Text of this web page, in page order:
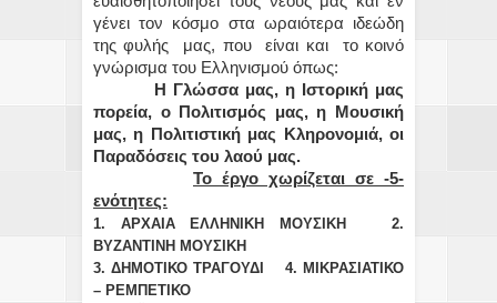
γένει τον κόσμο στα ωραιότερα ιδεώδη
της φυλής μας, που είναι και το κοινό
γνώρισμα του Ελληνισμού όπως:
Η Γλώσσα μας, η Ιστορική μας
πορεία, ο Πολιτισμός μας, η Μουσική
μας, η Πολιτιστική μας Κληρονομιά, οι
Παραδόσεις του λαού μας.
Το έργο χωρίζεται σε -5-
ενότητες:
1. ΑΡΧΑΙΑ ΕΛΛΗΝΙΚΗ ΜΟΥΣΙΚΗ 2.
ΒΥΖΑΝΤΙΝΗ ΜΟΥΣΙΚΗ
3. ΔΗΜΟΤΙΚΟ ΤΡΑΓΟΥΔΙ 4. ΜΙΚΡΑΣΙΑΤΙΚΟ
– ΡΕΜΠΕΤΙΚΟ